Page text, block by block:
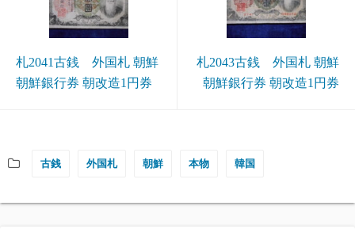
札2041古銭 外国札 朝鮮
朝鮮銀行券 朝改造1円券
札2043古銭 外国札 朝鮮
朝鮮銀行券 朝改造1円券
古銭 外国札 朝鮮 本物 韓国